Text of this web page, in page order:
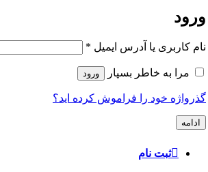
ورود
نام کاربری یا آدرس ایمیل *
مرا به خاطر بسپار ورود
گذرواژه خود را فراموش کرده اید؟
ادامه
ثبت نام